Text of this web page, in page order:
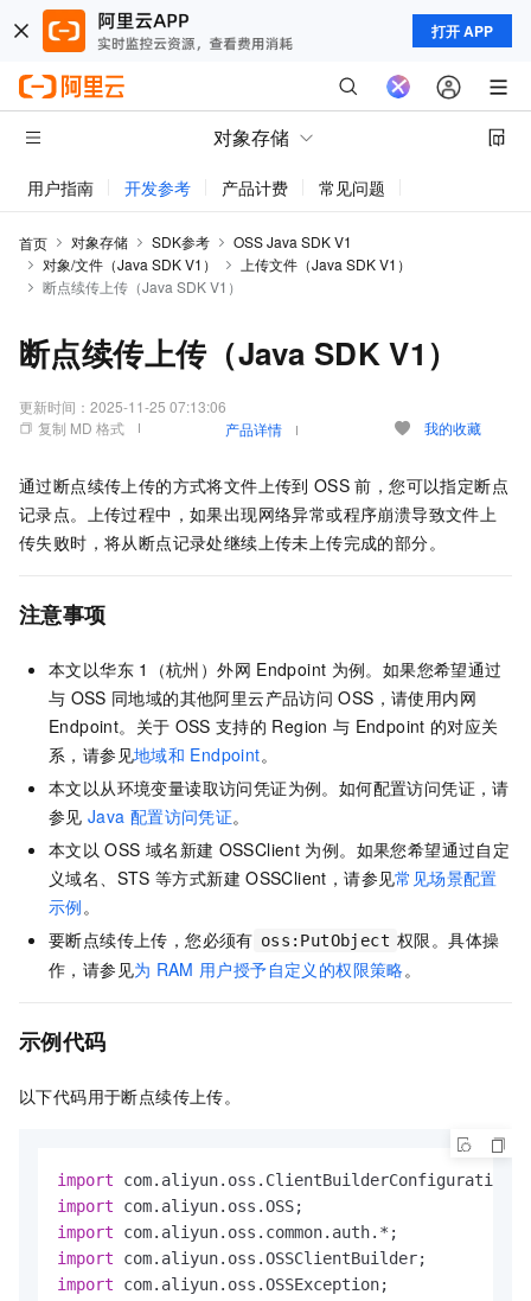
打开 APP
对象存储
用户指南 开发参考 产品计费 常见问题
首页 对象存储 SDK参考
OSS Java SDK V1
对象/文件（Java SDK V1）
上传文件（Java SDK V1）
断点续传上传（Java SDK V1）
断点续传上传（Java SDK V1）
更新时间： 2025-11-25 07:13:06
复制 MD 格式
产品详情 我的收藏
通过断点续传上传的方式将文件上传到 OSS 前，您可以指定断点
记录点。上传过程中，如果出现网络异常或程序崩溃导致文件上
传失败时，将从断点记录处继续上传未上传完成的部分。
注意事项
本文以华东 1（杭州）外网 Endpoint 为例。如果您希望通过
与 OSS 同地域的其他阿里云产品访问 OSS，请使用内网
Endpoint。关于 OSS 支持的 Region 与 Endpoint 的对应关
系，请参见地域和 Endpoint。
本文以从环境变量读取访问凭证为例。如何配置访问凭证，请
参见 Java 配置访问凭证。
本文以 OSS 域名新建 OSSClient 为例。如果您希望通过自定
义域名、STS 等方式新建 OSSClient，请参见常见场景配置
示例。
要断点续传上传，您必须有 oss:PutObject 权限。具体操
作，请参见为 RAM 用户授予自定义的权限策略。
示例代码
以下代码用于断点续传上传。
import
import
import
import
import